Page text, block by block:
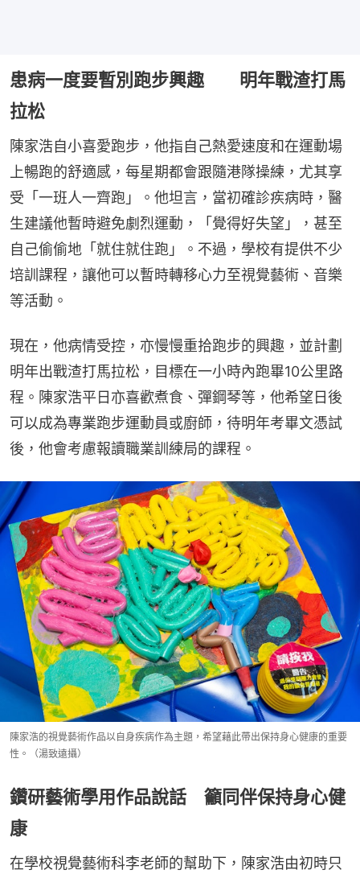
患病一度要暫別跑步興趣 明年戰渣打馬
拉松
陳家浩自小喜愛跑步，他指自己熱愛速度和在運動場
上暢跑的舒適感，每星期都會跟隨港隊操練，尤其享
受「一班人一齊跑」。他坦言，當初確診疾病時，醫
生建議他暫時避免劇烈運動，「覺得好失望」，甚至
自己偷偷地「就住就住跑」。不過，學校有提供不少
培訓課程，讓他可以暫時轉移心力至視覺藝術、音樂
等活動。
現在，他病情受控，亦慢慢重拾跑步的興趣，並計劃
明年出戰渣打馬拉松，目標在一小時內跑畢10公里路
程。陳家浩平日亦喜歡煮食、彈鋼琴等，他希望日後
可以成為專業跑步運動員或廚師，待明年考畢文憑試
後，他會考慮報讀職業訓練局的課程。
陳家浩的視覺藝術作品以自身疾病作為主題，希望藉此帶出保持身心健康的重要
性。（湯致遠攝）
鑽研藝術學用作品說話 籲同伴保持身心健
康
在學校視覺藝術科李老師的幫助下，陳家浩由初時只